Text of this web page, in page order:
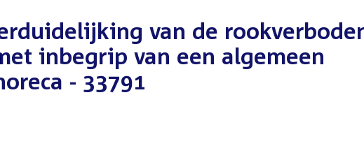
van de
inbegrip van een algemeen
- 33791